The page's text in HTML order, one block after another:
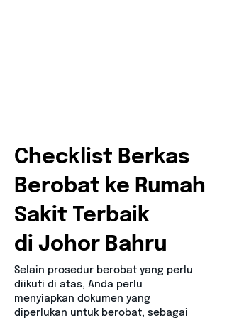
Checklist Berkas
Berobat ke Rumah
Sakit Terbaik
di Johor Bahru
Selain prosedur berobat yang perlu
diikuti di atas, Anda perlu
menyiapkan dokumen yang
diperlukan untuk berobat, sebagai